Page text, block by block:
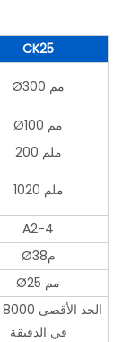
CK25
Ø300 مم
Ø100 مم
200 ملم
1020 ملم
A2-4
Ø38م
Ø25 مم
في الدقيقة